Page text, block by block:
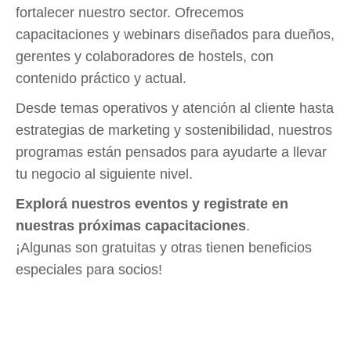
fortalecer nuestro sector. Ofrecemos
capacitaciones y webinars diseñados para dueños,
gerentes y colaboradores de hostels, con
contenido práctico y actual.
Desde temas operativos y atención al cliente hasta
estrategias de marketing y sostenibilidad, nuestros
programas están pensados para ayudarte a llevar
tu negocio al siguiente nivel.
Explorá nuestros eventos y registrate en
nuestras próximas capacitaciones.
¡Algunas son gratuitas y otras tienen beneficios
especiales para socios!